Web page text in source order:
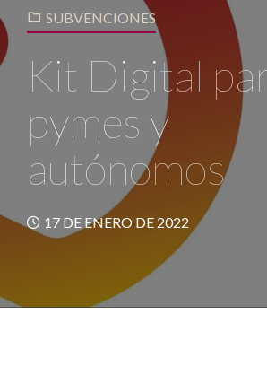
SUBVENCIONES
Kit Digital
pymes y
autónomos
17 DE ENERO DE 2022